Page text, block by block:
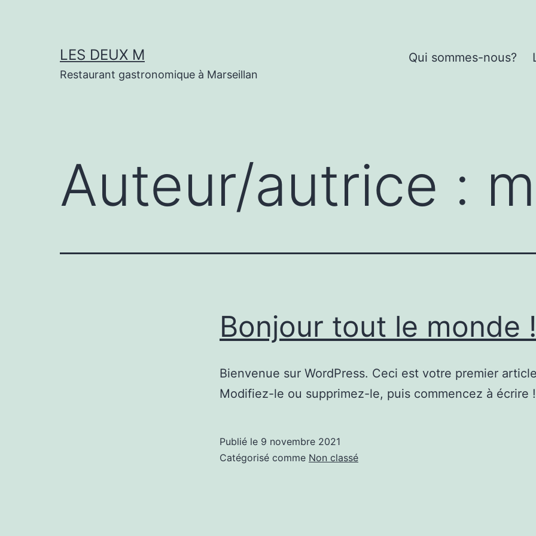
LES DEUX M
Restaurant gastronomique à Marseillan
Qui sommes-nous?
Auteur/autrice :
Bonjour tout le monde !
Bienvenue sur WordPress. Ceci est votre premier
Modifiez-le ou supprimez-le, puis commencez à écrire !
Publié le 9 novembre 2021
Catégorisé comme Non classé